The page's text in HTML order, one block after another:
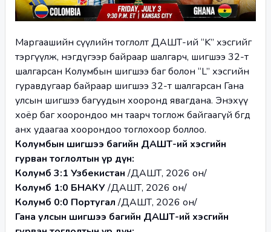
Маргаашийн сүүлийн тоглолт ДАШТ-ий “K” хэсгийг
тэргүүлж, нэгдүгээр байраар шалгарч, шигшээ 32-т
шалгарсан Колумбын шигшээ баг болон “L” хэсгийн
гуравдугаар байраар шигшээ 32-т шалгарсан Гана
улсын шигшээ багуудын хооронд явагдана. Энэхүү
хоёр баг хоорондоо өмнө таарч тоглож байгаагүй бөгөөд
анх удаагаа хоорондоо тоглохоор боллоо.
Колумбын шигшээ багийн ДАШТ-ий хэсгийн
гурван тоглолтын үр дүн:
Колумб 3:1 Узбекистан /ДАШТ, 2026 он/
Колумб 1:0 БНАКУ /ДАШТ, 2026 он/
Колумб 0:0 Португал /ДАШТ, 2026 он/
Гана улсын шигшээ багийн ДАШТ-ий хэсгийн